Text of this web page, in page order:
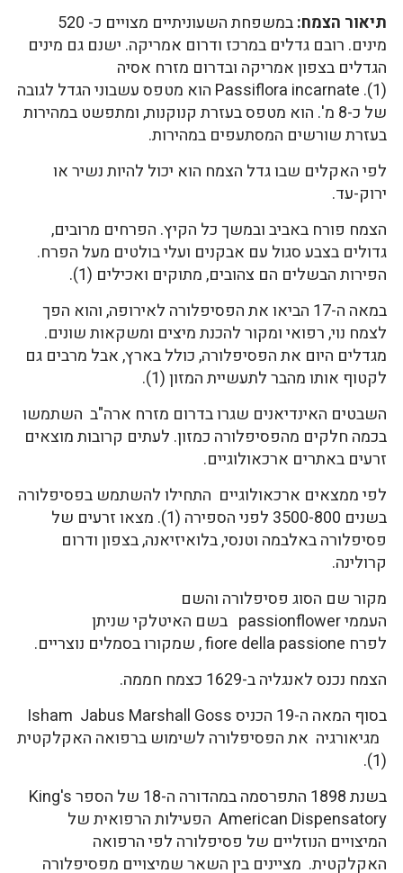
תיאור הצמח:
במשפחת השעוניתיים מצויים כ- 520
מינים. רובם גדלים במרכז ודרום אמריקה. ישנם גם מינים
הגדלים בצפון אמריקה ובדרום מזרח אסיה
(1). Passiflora incarnate הוא מטפס עשבוני הגדל לגובה
של כ-8 מ'. הוא מטפס בעזרת קנוקנות, ומתפשט במהירות
בעזרת שורשים המסתעפים במהירות.
לפי האקלים שבו גדל הצמח הוא יכול להיות נשיר או
ירוק-עד.
הצמח פורח באביב ובמשך כל הקיץ. הפרחים מרובים,
גדולים בצבע סגול עם אבקנים ועלי בולטים מעל הפרח.
הפירות הבשלים הם צהובים, מתוקים ואכילים (1).
במאה ה-17 הביאו את הפסיפלורה לאירופה, והוא הפך
לצמח נוי, רפואי ומקור להכנת מיצים ומשקאות שונים.
מגדלים היום את הפסיפלורה, כולל בארץ, אבל מרבים גם
לקטוף אותו מהבר לתעשיית המזון (1).
השבטים האינדיאנים שגרו בדרום מזרח ארה"ב השתמשו
בכמה חלקים מהפסיפלורה כמזון. לעתים קרובות מוצאים
זרעים באתרים ארכאולוגיים.
לפי ממצאים ארכאולוגיים התחילו להשתמש בפסיפלורה
בשנים 3500-800 לפני הספירה (1). מצאו זרעים של
פסיפלורה באלבמה וטנסי, בלואיזיאנה, בצפון ודרום
קרולינה.
מקור שם הסוג פסיפלורה והשם
העממי passionflower בשם האיטלקי שניתן
לפרח fiore della passione , שמקורו בסמלים נוצריים.
הצמח נכנס לאנגליה ב-1629 כצמח חממה.
בסוף המאה ה-19 הכניס Isham Jabus Marshall Goss
מגיאורגיה את הפסיפלורה לשימוש ברפואה האקלקטית
(1).
בשנת 1898 התפרסמה במהדורה ה-18 של הספר King's
American Dispensatory הפעילות הרפואית של
המיצויים הנוזליים של פסיפלורה לפי הרפואה
האקלקטית. מציינים בין השאר שמיצויים מפסיפלורה